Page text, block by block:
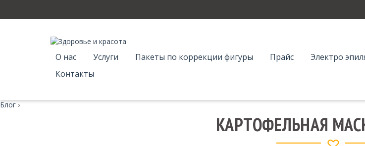
О нас Услуги Пакеты по коррекции фигуры Прайс Электро
Контакты
Блог ›
КАРТОФЕЛЬНАЯ